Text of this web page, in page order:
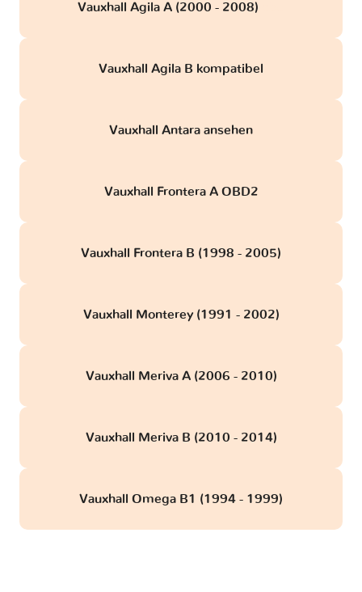
Vauxhall Agila A (2000 - 2008)
Vauxhall Agila B kompatibel
Vauxhall Antara ansehen
Vauxhall Frontera A OBD2
Vauxhall Frontera B (1998 - 2005)
Vauxhall Monterey (1991 - 2002)
Vauxhall Meriva A (2006 - 2010)
Vauxhall Meriva B (2010 - 2014)
Vauxhall Omega B1 (1994 - 1999)